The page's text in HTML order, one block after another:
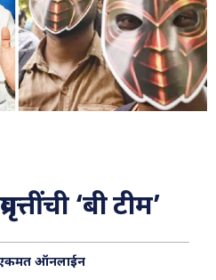
‘बी टीम’
ऑनलाईन